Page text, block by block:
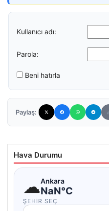
Kullanıcı adı:
Parola:
Beni hatırla
Paylaş:
Hava Durumu
☁Ankara
NaN°C
ŞEHIR SEÇ